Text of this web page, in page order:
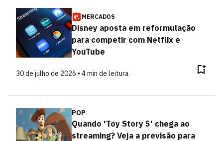
MERCADOS
Disney aposta em reformulação
para competir com Netflix e
YouTube
30 de julho de 2026 • 4 min de leitura
POP
Quando 'Toy Story 5' chega ao
streaming? Veja a previsão para